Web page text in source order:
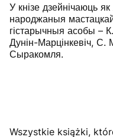
У кнізе дзейнічаюць
народжаныя
гістарычныя асобы –
Дунін-Марцінкевіч,
Сыракомля.
Wszystkie książki,